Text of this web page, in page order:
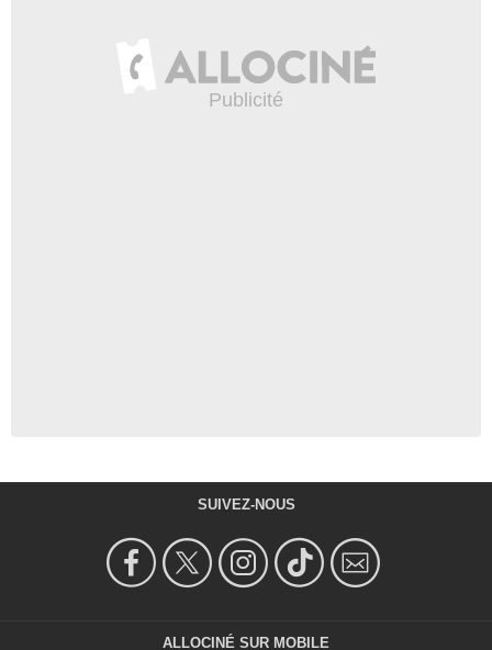
SUIVEZ-NOUS
ALLOCINÉ SUR MOBILE